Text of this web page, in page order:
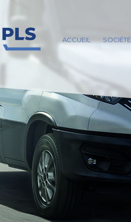
ACCUEIL SOCIÉTÉ